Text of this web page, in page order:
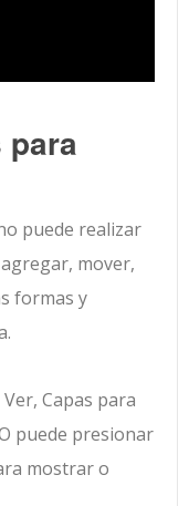
para
puede realizar
mover,
formas y
Capas para
puede presionar
mostrar o